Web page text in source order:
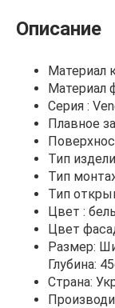
Описание
Материал
Материал
Серия :
Плавное
Тип
Тип
Тип
Цвет :
Цвет
Размер:
Глубина:
Страна: